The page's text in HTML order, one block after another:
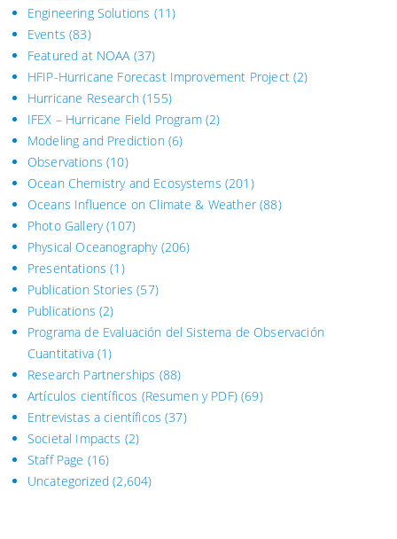
Engineering Solutions (11)
Events (83)
Featured at NOAA(37)
HFIP-Hurricane Forecast Improvement Project(2)
Hurricane Research(155)
IFEX – Hurricane Field Program(2)
Modeling and Prediction(6)
Observations (10)
Ocean Chemistry and Ecosystems (201)
Oceans Influence on Climate & Weather(88)
Photo Gallery(107)
Physical Oceanography(206)
Presentations (1)
Publication Stories (57)
Publications (2)
Programa de Evaluación del Sistema de Observación
Cuantitativa (1)
Research Partnerships (88)
Artículos científicos (Resumen y PDF)(69)
Entrevistas a científicos (37)
Societal Impacts (2)
Staff Page (16)
Uncategorized (2,604)